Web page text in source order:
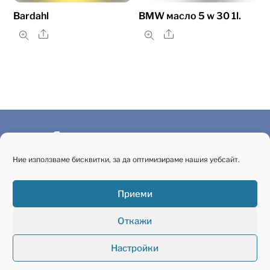
Ние използваме бисквитки, за да оптимизираме нашия уебсайт.
Приеми
Откажи
Настройки
Bardahl
Share
BMW масло 5 w 30 1l.
Share
Автоцентър Радичков
Адрес на сервиза